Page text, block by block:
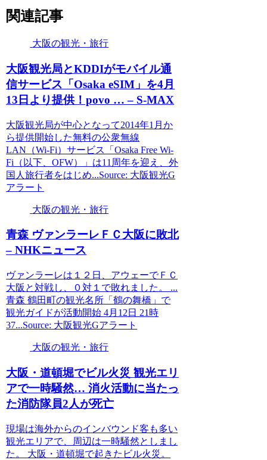
関連記事
大阪の観光・旅行
大阪観光局とKDDIがモバイル通
信サービス「Osaka eSIM」を4月
13日より提供！povo … – S-MAX
大阪観光局が中心となって2014年1月か
ら提供開始した無料の公衆無線
LAN（Wi-Fi）サービス「Osaka Free Wi-
Fi（以下、OFW）」は11周年を迎え、外
国人旅行者をはじめ...Source: 大阪観光G
アラート
大阪の観光・旅行
青森 ヴァンラーレＦＣ大阪に敗北
– NHKニュース
ヴァンラーレは１２日、アウェーでＦＣ
大阪と対戦し、０対１で敗れました。 ...
青森 鶴田町の観光名所「鶴の舞橋」で
観光ガイドが活動開始 4月12日 21時
37...Source: 大阪観光Gアラート
大阪の観光・旅行
大阪 ・道頓堀でビル火災観光エリ
アで一時騒然… 消火活動に当たっ
た消防隊員2人が死亡
現場は海外からのインバウンド客も多い
観光エリアで、周辺は一時騒然としまし
た。 大阪・道頓堀で起きたビル火災。